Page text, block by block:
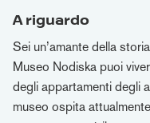
A riguardo
Sei un’amante della
Museo Nodiska puoi
degli appartamenti degli
museo ospita